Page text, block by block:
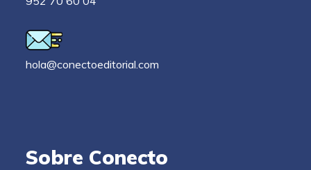
hola@conectoeditorial.com
Sobre Conecto